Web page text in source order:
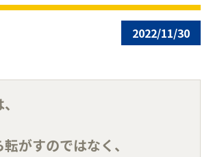
2022/11/30
がすのではなく、